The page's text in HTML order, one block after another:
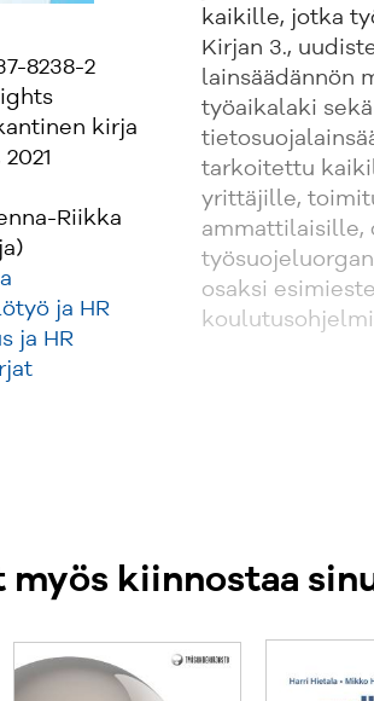
8238-2
kirja
Riikka
ja HR
ja HR
kaikille, jotka
Kirjan 3.,
lainsäädännön
työaikalaki
tarkoitettu
yrittäjille,
ammattilaisille,
osaksi
myös kiinnostaa